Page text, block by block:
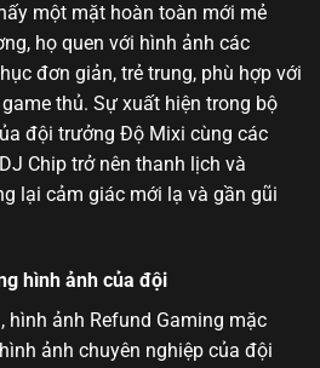
một mặt hoàn toàn mới mẻ
họ quen với hình ảnh các
đơn giản, trẻ trung, phù hợp với
thủ. Sự xuất hiện trong bộ
đội trưởng Độ Mixi cùng các
Chip trở nên thanh lịch và
lại cảm giác mới lạ và gần gũi
hình ảnh của đội
hình ảnh Refund Gaming mặc
ảnh chuyên nghiệp của đội